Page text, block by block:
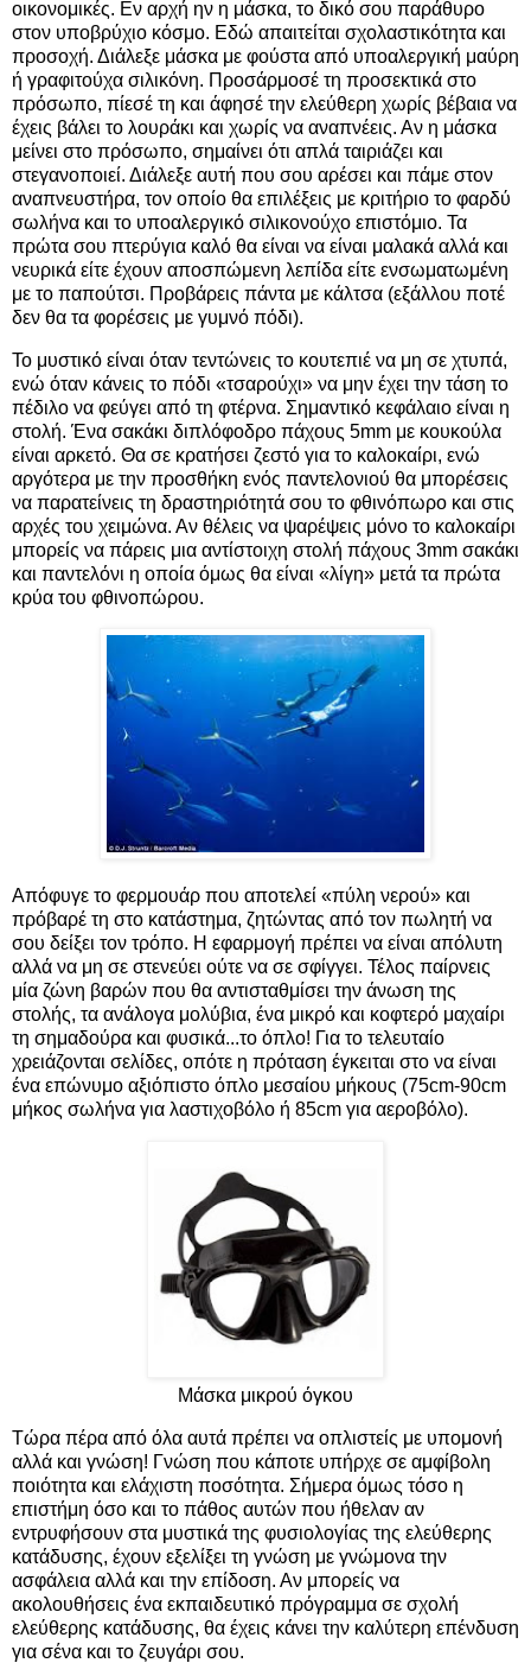
οικονομικές. Εν αρχή ην η μάσκα, το δικό σου παράθυρο
στον υποβρύχιο κόσμο. Εδώ απαιτείται σχολαστικότητα και
προσοχή. Διάλεξε μάσκα με φούστα από υποαλεργική μαύρη
ή γραφιτούχα σιλικόνη. Προσάρμοσέ τη προσεκτικά στο
πρόσωπο, πίεσέ τη και άφησέ την ελεύθερη χωρίς βέβαια να
έχεις βάλει το λουράκι και χωρίς να αναπνέεις. Αν η μάσκα
μείνει στο πρόσωπο, σημαίνει ότι απλά ταιριάζει και
στεγανοποιεί. Διάλεξε αυτή που σου αρέσει και πάμε στον
αναπνευστήρα, τον οποίο θα επιλέξεις με κριτήριο το φαρδύ
σωλήνα και το υποαλεργικό σιλικονούχο επιστόμιο. Τα
πρώτα σου πτερύγια καλό θα είναι να είναι μαλακά αλλά και
νευρικά είτε έχουν αποσπώμενη λεπίδα είτε ενσωματωμένη
με το παπούτσι. Προβάρεις πάντα με κάλτσα (εξάλλου ποτέ
δεν θα τα φορέσεις με γυμνό πόδι).
Το μυστικό είναι όταν τεντώνεις το κουτεπιέ να μη σε χτυπά,
ενώ όταν κάνεις το πόδι «τσαρούχι» να μην έχει την τάση το
πέδιλο να φεύγει από τη φτέρνα. Σημαντικό κεφάλαιο είναι η
στολή. Ένα σακάκι διπλόφοδρο πάχους 5mm με κουκούλα
είναι αρκετό. Θα σε κρατήσει ζεστό για το καλοκαίρι, ενώ
αργότερα με την προσθήκη ενός παντελονιού θα μπορέσεις
να παρατείνεις τη δραστηριότητά σου το φθινόπωρο και στις
αρχές του χειμώνα. Αν θέλεις να ψαρέψεις μόνο το καλοκαίρι
μπορείς να πάρεις μια αντίστοιχη στολή πάχους 3mm σακάκι
και παντελόνι η οποία όμως θα είναι «λίγη» μετά τα πρώτα
κρύα του φθινοπώρου.
Απόφυγε το φερμουάρ που αποτελεί «πύλη νερού» και
πρόβαρέ τη στο κατάστημα, ζητώντας από τον πωλητή να
σου δείξει τον τρόπο. Η εφαρμογή πρέπει να είναι απόλυτη
αλλά να μη σε στενεύει ούτε να σε σφίγγει. Τέλος παίρνεις
μία ζώνη βαρών που θα αντισταθμίσει την άνωση της
στολής, τα ανάλογα μολύβια, ένα μικρό και κοφτερό μαχαίρι
τη σημαδούρα και φυσικά...το όπλο! Για το τελευταίο
χρειάζονται σελίδες, οπότε η πρόταση έγκειται στο να είναι
ένα επώνυμο αξιόπιστο όπλο μεσαίου μήκους (75cm-90cm
μήκος σωλήνα για λαστιχοβόλο ή 85cm για αεροβόλο).
Μάσκα μικρού όγκου
Τώρα πέρα από όλα αυτά πρέπει να οπλιστείς με υπομονή
αλλά και γνώση! Γνώση που κάποτε υπήρχε σε αμφίβολη
ποιότητα και ελάχιστη ποσότητα. Σήμερα όμως τόσο η
επιστήμη όσο και το πάθος αυτών που ήθελαν αν
εντρυφήσουν στα μυστικά της φυσιολογίας της ελεύθερης
κατάδυσης, έχουν εξελίξει τη γνώση με γνώμονα την
ασφάλεια αλλά και την επίδοση. Αν μπορείς να
ακολουθήσεις ένα εκπαιδευτικό πρόγραμμα σε σχολή
ελεύθερης κατάδυσης, θα έχεις κάνει την καλύτερη επένδυση
για σένα και το ζευγάρι σου.